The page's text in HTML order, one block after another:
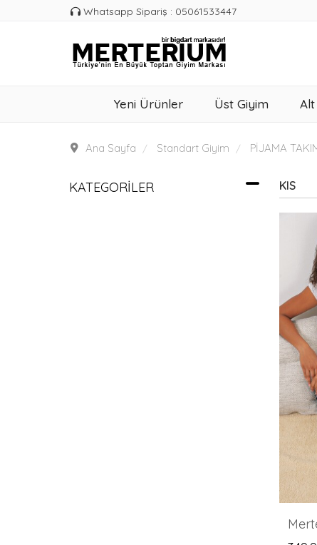
Whatsapp Sipariş : 05061533447
Yeni Ürünler Üst Giyim Alt
Ana Sayfa Standart Giyim PİJAMA
KATEGORILER KIS